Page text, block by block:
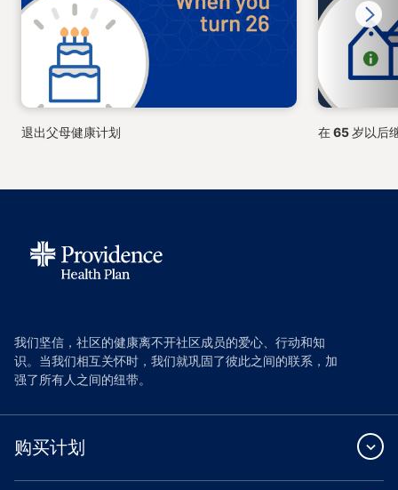
退出父母健康计划 在 65 岁以后
Next
我们坚信，社区的健康离不开社区成员的爱心、行动和知
识。当我们相互关怀时，我们就巩固了彼此之间的联系，加
强了所有人之间的纽带。
购买计划